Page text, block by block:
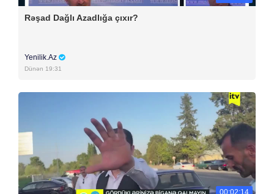
Rəşad Dağlı Azadlığa çıxır?
Yenilik.Az
Dünən 19:31
00:02:14